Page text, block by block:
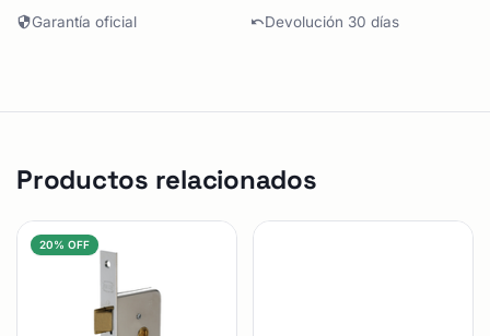
Garantía oficial
Devolución 30 días
Productos relacionados
20% OFF